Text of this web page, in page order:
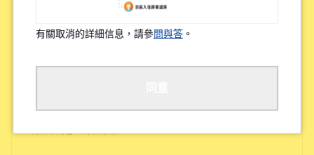
有關取消的詳細信息，請參問與答 。